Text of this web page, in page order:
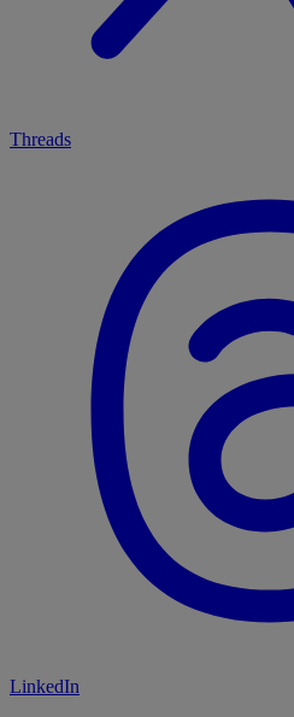
Threads
LinkedIn